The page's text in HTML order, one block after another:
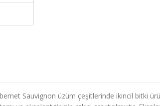
Sauvignon üzüm çeşitlerinde ikincil bitki